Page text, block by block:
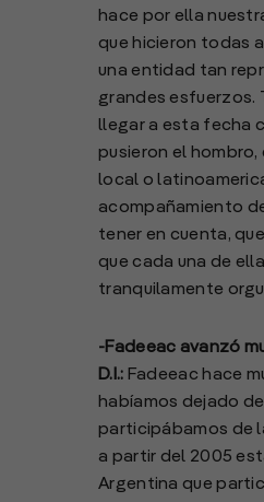
hace por ella
que hicieron todas
una entidad tan
grandes esfuerzos.
llegar a esta fecha
pusieron el hombro,
local o
acompañamiento
tener en cuenta,
que cada una de
tranquilamente
-Fadeeac avanzó
D.I.: Fadeeac hace
habíamos dejado
participábamos de
a partir del 2005
Argentina que